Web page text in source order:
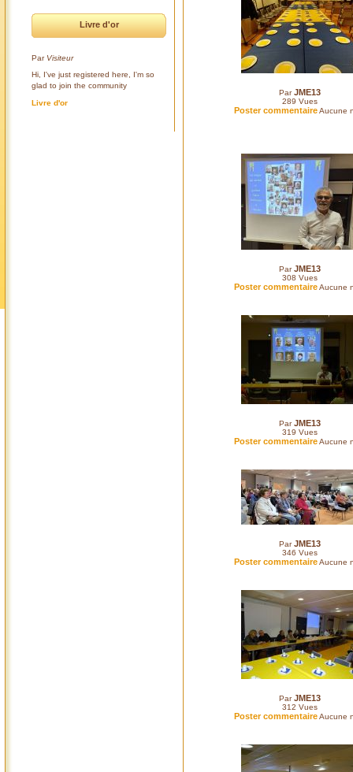
Livre d'or
Par Visiteur
Hi, I've just registered here, I'm so
glad to join the community
Livre d'or
ParJME13
289 Vues
Poster commentaireAucune
ParJME13
308 Vues
Poster commentaireAucune
ParJME13
319 Vues
Poster commentaireAucune
ParJME13
346 Vues
Poster commentaireAucune
ParJME13
312 Vues
Poster commentaireAucune